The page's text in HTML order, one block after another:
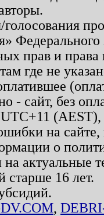
прав и
где не
- сайт, без
на
о
на актуальные
старше 16 лет.
,